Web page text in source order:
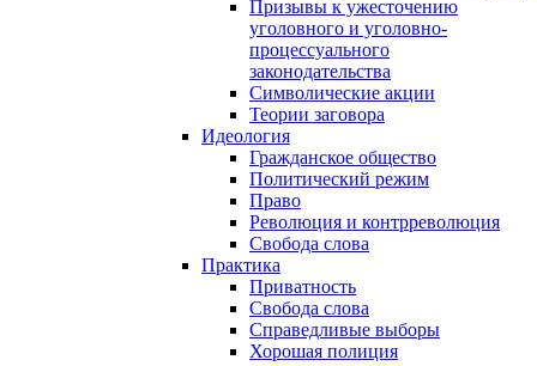
Призывы к ужесточению
уголовного и уголовно-
процессуального
законодательства
Символические акции
Теории заговора
Идеология
Гражданское общество
Политический режим
Право
Революция и контрреволюция
Свобода слова
Практика
Приватность
Свобода слова
Справедливые выборы
Хорошая полиция